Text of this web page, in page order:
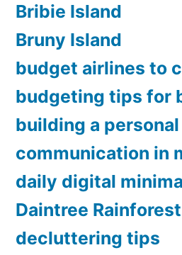
Bribie Island
Bruny Island
budget airlines to
budgeting tips for
building a
communication in
daily digital
Daintree Rainforest
decluttering tips